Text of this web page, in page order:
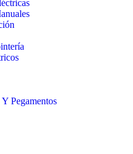
Pegamentos